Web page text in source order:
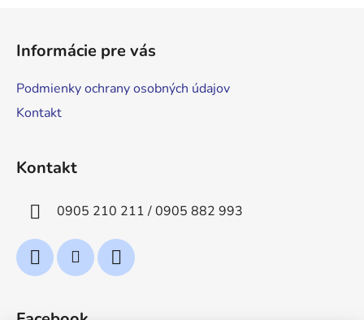
Informácie pre vás
Podmienky ochrany osobných údajov
Kontakt
Kontakt
0905 210 211 / 0905 882 993